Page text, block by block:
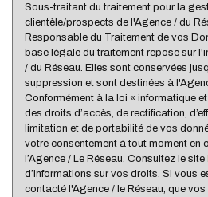
Nous n'avons pas pu déterminer
cette ville
Sous-traitant du traitement pour la
clientèle/prospects de l'Agence / du
Responsable du Traitement de vos
base légale du traitement repose sur
/ du Réseau. Elles sont conservées
suppression et sont destinées à
Conformément à la loi « informatique
des droits d’accès, de rectification,
limitation et de portabilité de vos
votre consentement à tout moment en
l’Agence / Le Réseau. Consultez le site
d’informations sur vos droits. Si vous
contacté l'Agence / le Réseau, que